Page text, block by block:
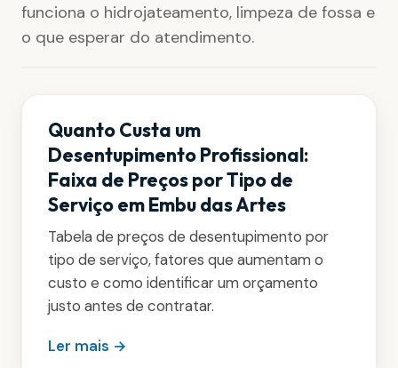
funciona o hidrojateamento, limpeza de fossa e
o que esperar do atendimento.
Quanto Custa um
Desentupimento Profissional:
Faixa de Preços por Tipo de
Serviço em Embu das Artes
Tabela de preços de desentupimento por
tipo de serviço, fatores que aumentam o
custo e como identificar um orçamento
justo antes de contratar.
Ler mais →